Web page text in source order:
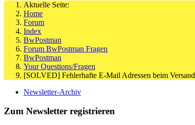
Aktuelle Seite:
Home
Forum
Index
BwPostman
Forum BwPostman Fragen
BwPostman
Your Questions/Fragen
[SOLVED] Fehlerhafte E-Mail Adressen beim Versand
Newsletter-Archiv
Zum Newsletter registrieren